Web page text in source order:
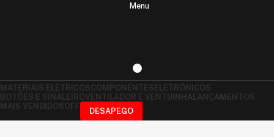
Menu
MATERIAIS ELÉTRICOSCOMPONENTES ELETRÔNICOS
BOTÕES E SINALEIROVENTILADOR E VENTUINHA LANÇAMENTOS
MAIS VENDIDOSOFF
DESAPEGO